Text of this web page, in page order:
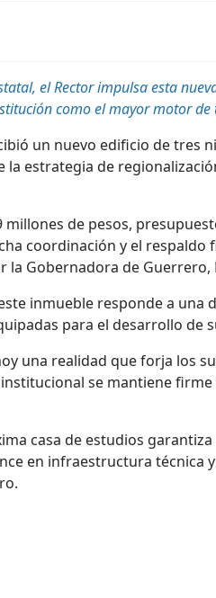
el Rector impulsa esta
como el mayor motor
un nuevo edificio de tres
la estrategia de
de pesos,
coordinación y el
la Gobernadora de Guerrero,
inmueble responde a
para el desarrollo de
una realidad que forja los
se mantiene
casa de estudios
en infraestructura técnica
.
DE SALUD EN